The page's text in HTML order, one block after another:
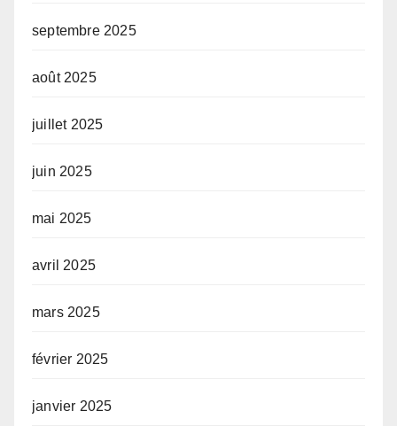
septembre 2025
août 2025
juillet 2025
juin 2025
mai 2025
avril 2025
mars 2025
février 2025
janvier 2025